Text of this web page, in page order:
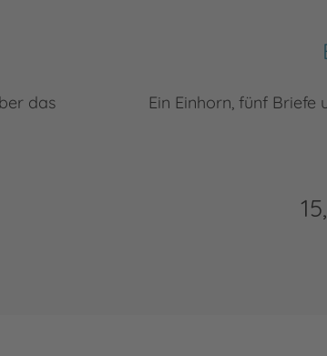
das
Ein Einhorn, fünf